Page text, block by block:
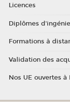
Licences
Diplômes
Formations à
Validation des
Nos UE ouvertes à